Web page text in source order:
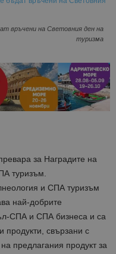
връчени на Световния ден на
туризма
за Наградите на
туризъм.
и СПА туризъм
най-добрите
СПА и СПА бизнеса и са
продукти, свързани с
предлагания продукт за